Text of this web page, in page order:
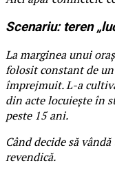
Scenariu: teren
La marginea unui
folosit constant de
împrejmuit. L-a
din acte locuiește în
peste 15 ani.
Când decide să
revendică.